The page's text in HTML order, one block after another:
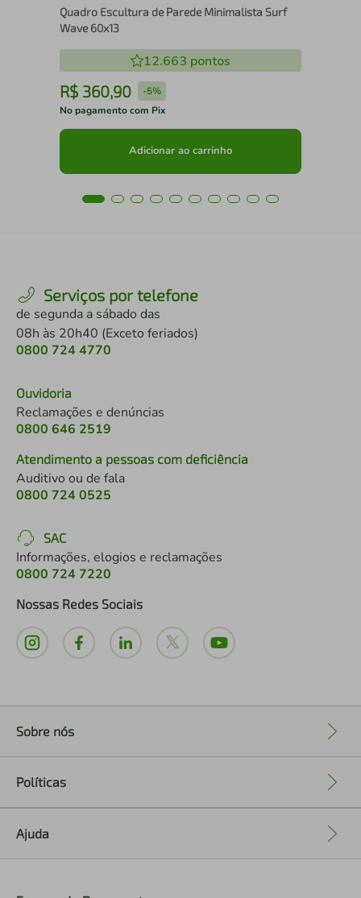
Quadro Escultura de Parede Minimalista Surf
Wave 60x13
12.663 pontos
R$ 360,90 -5%
No pagamento com Pix
Adicionar ao carrinho
Serviços por telefone
de segunda a sábado das
08h às 20h40 (Exceto feriados)
0800 724 4770
Ouvidoria
Reclamações e denúncias
0800 646 2519
Atendimento a pessoas com deficiência
Auditivo ou de fala
0800 724 0525
SAC
Informações, elogios e reclamações
0800 724 7220
Nossas Redes Sociais
Sobre nós
Políticas
Ajuda